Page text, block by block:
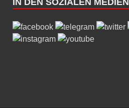
IN DEN SOZIALEN MEDIEN